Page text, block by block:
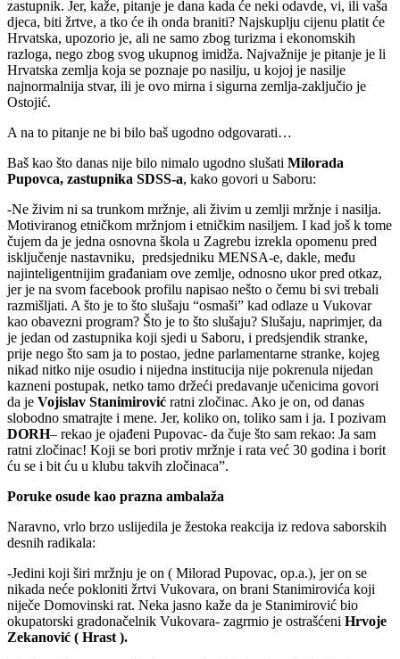
zastupnik. Jer, kaže, pitanje je dana kada će neki odavde, vi, ili vaša
djeca, biti žrtve, a tko će ih onda braniti? Najskuplju cijenu platit će
Hrvatska, upozorio je, ali ne samo zbog turizma i ekonomskih
razloga, nego zbog svog ukupnog imidža. Najvažnije je pitanje je li
Hrvatska zemlja koja se poznaje po nasilju, u kojoj je nasilje
najnormalnija stvar, ili je ovo mirna i sigurna zemlja-zaključio je
Ostojić.
A na to pitanje ne bi bilo baš ugodno odgovarati…
Baš kao što danas nije bilo nimalo ugodno slušati Milorada
Pupovca, zastupnika SDSS-a, kako govori u Saboru:
-Ne živim ni sa trunkom mržnje, ali živim u zemlji mržnje i nasilja.
Motiviranog etničkom mržnjom i etničkim nasiljem. I kad još k tome
čujem da je jedna osnovna škola u Zagrebu izrekla opomenu pred
isključenje nastavniku, predsjedniku MENSA-e, dakle, među
najinteligentnijim građaniam ove zemlje, odnosno ukor pred otkaz,
jer je na svom facebook profilu napisao nešto o čemu bi svi trebali
razmišljati. A što je to što slušaju “osmaši” kad odlaze u Vukovar
kao obavezni program? Što je to što slušaju? Slušaju, naprimjer, da
je jedan od zastupnika koji sjedi u Saboru, i predsjendik stranke,
prije nego što sam ja to postao, jedne parlamentarne stranke, kojeg
nikad nitko nije osudio i nijedna institucija nije pokrenula nijedan
kazneni postupak, netko tamo držeći predavanje učenicima govori
da je Vojislav Stanimirović ratni zločinac. Ako je on, od danas
slobodno smatrajte i mene. Jer, koliko on, toliko sam i ja. I pozivam
DORH– rekao je ojađeni Pupovac- da čuje što sam rekao: Ja sam
ratni zločinac! Koji se bori protiv mržnje i rata već 30 godina i borit
ću se i bit ću u klubu takvih zločinaca”.
Poruke osude kao prazna ambalaža
Naravno, vrlo brzo uslijedila je žestoka reakcija iz redova saborskih
desnih radikala:
-Jedini koji širi mržnju je on ( Milorad Pupovac, op.a.), jer on se
nikada neće pokloniti žrtvi Vukovara, on brani Stanimirovića koji
niječe Domovinski rat. Neka jasno kaže da je Stanimirović bio
okupatorski gradonačelnik Vukovara- zagrmio je ostrašćeni Hrvoje
Zekanović ( Hrast ).